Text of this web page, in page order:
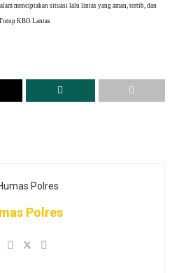
menciptakan situasi lalu lintas yang aman, tertib, dan
KBO Lantas
Polres